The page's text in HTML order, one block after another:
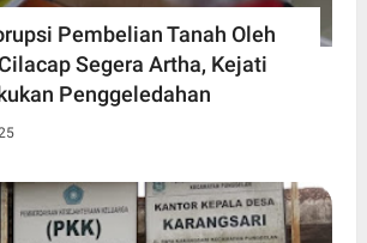
Pembelian Tanah Oleh
Segera Artha, Kejati
Penggeledahan